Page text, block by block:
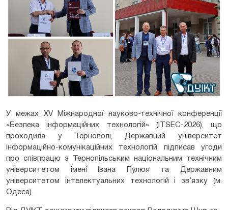
У межах XV Міжнародної науково-технічної конференції
«Безпека інформаційних технологій» (ITSEC-2026), що
проходила у Тернополі, Державний університет
інформаційно-комунікаційних технологій підписав угоди
про співпрацю з Тернопільським національним технічним
університетом імені Івана Пулюя та Державним
університетом інтелектуальних технологій і зв’язку (м.
Одеса).